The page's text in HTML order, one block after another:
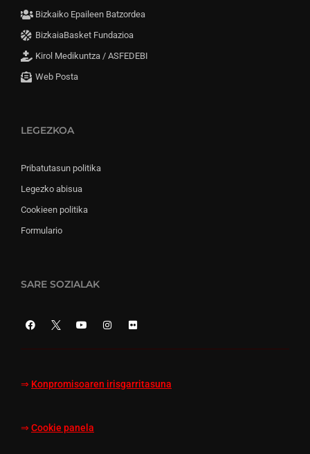
Bizkaiko Epaileen Batzordea
BizkaiaBasket Fundazioa
Kirol Medikuntza / ASFEDEBI
Web Posta
LEGEZKOA
Pribatutasun politika
Legezko abisua
Cookieen politika
Formulario
SARE SOZIALAK
⇒ Konpromisoaren irisgarritasuna
⇒ Cookie panela